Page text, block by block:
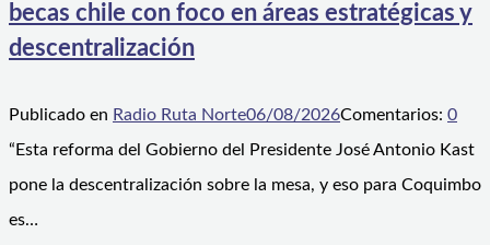
becas chile con foco en áreas estratégicas y
descentralización
Publicado en Radio Ruta Norte06/08/2026Comentarios: 0
“Esta reforma del Gobierno del Presidente José Antonio Kast
pone la descentralización sobre la mesa, y eso para Coquimbo
es…